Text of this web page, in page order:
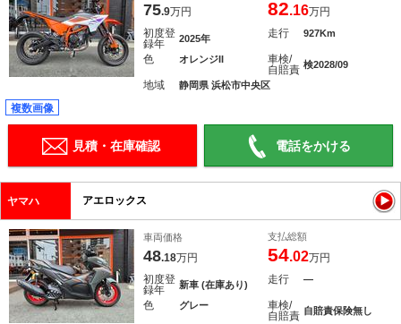
75.9万円 82.16万円
初度登
録年
2025年 走行 927Km
色 オレンジII
車検/
自賠責 検2028/09
地域 静岡県 浜松市中央区
複数画像
見積・在庫確認 電話をかける
ヤマハ アエロックス
車両価格
48.18万円
支払総額
54.02万円
初度登
録年
新車 (在庫あり) 走行 ―
色 グレー
車検/
自賠責 自賠責保険無し